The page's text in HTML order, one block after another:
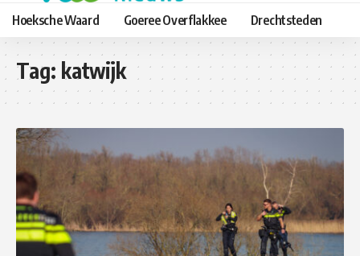
Hoeksche Waard Goeree Overflakkee Drechtsteden
Tag: katwijk